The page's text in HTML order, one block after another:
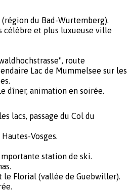
du Bad-Wurtemberg).
célèbre et plus luxueuse ville
route
Lac de Mummelsee sur les
dîner, animation en soirée.
lacs, passage du Col du
Vosges.
station de ski.
le Florial (vallée de Guebwiller).